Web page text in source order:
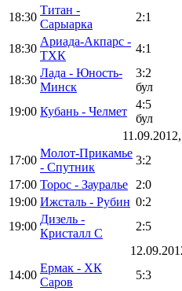
18:30
Титан -
Сарыарка
2:1
18:30
Ариада-Акпарс -
ТХК
4:1
18:30
Лада - Юность-
Минск
3:2
бул
19:00 Кубань - Челмет
4:5
бул
17:00
Молот-Прикамье
- Спутник
3:2
17:00 Торос - Зауралье 2:0
19:00 Ижсталь - Рубин 0:2
19:00
Дизель -
Кристалл С
2:5
14:00
Ермак - ХК
Саров
5:3